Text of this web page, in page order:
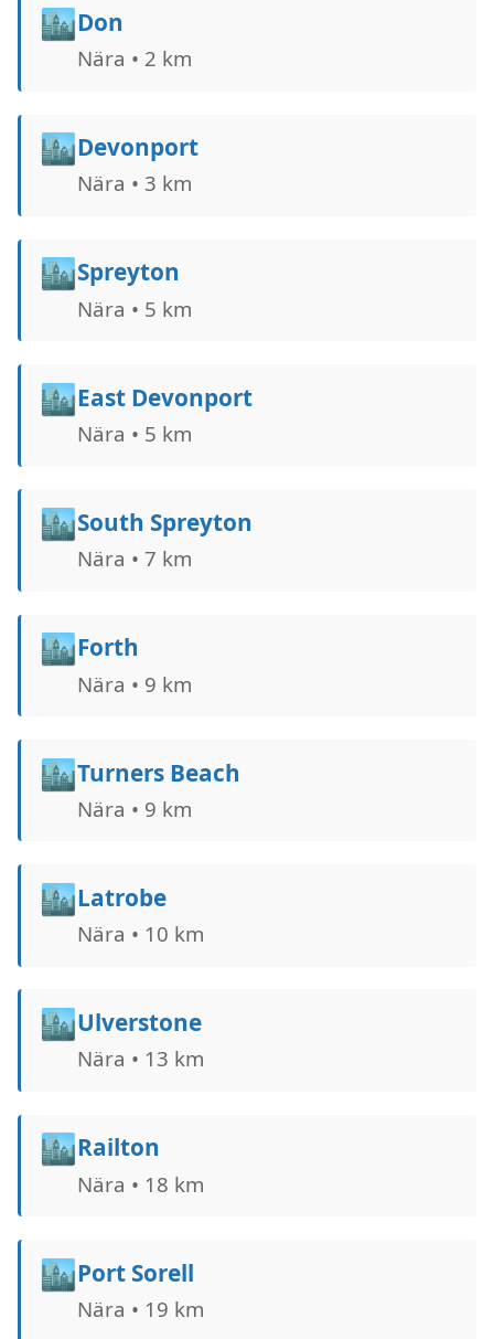
🏙️Don
Nära • 2 km
🏙️Devonport
Nära • 3 km
🏙️Spreyton
Nära • 5 km
🏙️East Devonport
Nära • 5 km
🏙️South Spreyton
Nära • 7 km
🏙️Forth
Nära • 9 km
🏙️Turners Beach
Nära • 9 km
🏙️Latrobe
Nära • 10 km
🏙️Ulverstone
Nära • 13 km
🏙️Railton
Nära • 18 km
🏙️Port Sorell
Nära • 19 km